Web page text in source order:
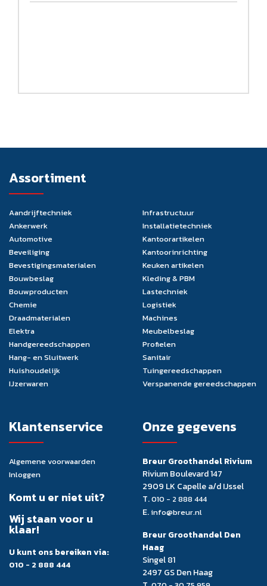
Assortiment
Aandrijftechniek
Ankerwerk
Automotive
Beveiliging
Bevestigingsmaterialen
Bouwbeslag
Bouwproducten
Chemie
Draadmaterialen
Elektra
Handgereedschappen
Hang- en Sluitwerk
Huishoudelijk
IJzerwaren
Infrastructuur
Installatietechniek
Kantoorartikelen
Kantoorinrichting
Keuken artikelen
Kleding & PBM
Lastechniek
Logistiek
Machines
Meubelbeslag
Profielen
Sanitair
Tuingereedschappen
Verspanende gereedschappen
Klantenservice
Algemene voorwaarden
Inloggen
Komt u er niet uit?
Wij staan voor u
klaar!
U kunt ons bereiken via:
010 - 2 888 444
Onze gegevens
Breur Groothandel Rivium
Rivium Boulevard 147
2909 LK Capelle a/d IJssel
T.010 - 2 888 444
E. info@breur.nl
Breur Groothandel Den
Haag
Singel 81
2497 GS Den Haag